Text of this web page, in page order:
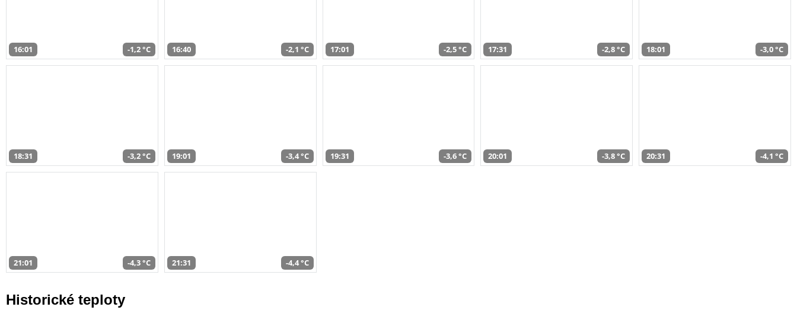
16:01 -1,2 °C 16:40 -2,1 °C 17:01 -2,5 °C 17:31 -2,8 °C 18:01 -3,0 °C
18:31 -3,2 °C 19:01 -3,4 °C 19:31 -3,6 °C 20:01 -3,8 °C 20:31 -4,1 °C
21:01 -4,3 °C 21:31 -4,4 °C
Historické teploty